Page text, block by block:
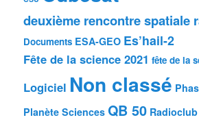
deuxième rencontre spatiale
Documents ESA-GEO Es’hail-2
Fête de la science 2021 fête de la
Logiciel Non classé
Planète Sciences QB 50 Radioclub